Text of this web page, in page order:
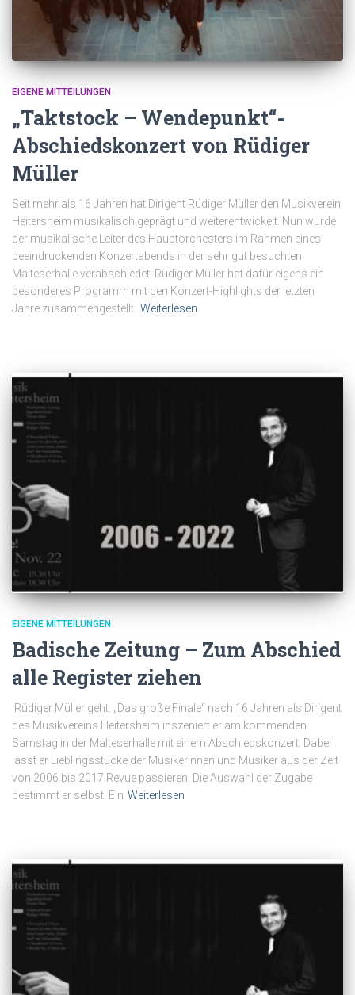
EIGENE MITTEILUNGEN
„Taktstock – Wendepunkt“-
Abschiedskonzert von Rüdiger
Müller
Seit mehr als 16 Jahren hat Dirigent Rüdiger Müller den Musikverein
Heitersheim musikalisch geprägt und weiterentwickelt. Nun wurde
der musikalische Leiter des Hauptorchesters im Rahmen eines
beeindruckenden Konzertabends in der sehr gut besuchten
Malteserhalle verabschiedet. Rüdiger Müller hat dafür eigens ein
besonderes Programm mit den Konzert-Highlights der letzten
Jahre zusammengestellt. Weiterlesen
EIGENE MITTEILUNGEN
Badische Zeitung – Zum Abschied
alle Register ziehen
Rüdiger Müller geht. „Das große Finale“ nach 16 Jahren als Dirigent
des Musikvereins Heitersheim inszeniert er am kommenden
Samstag in der Malteserhalle mit einem Abschiedskonzert. Dabei
lässt er Lieblingsstücke der Musikerinnen und Musiker aus der Zeit
von 2006 bis 2017 Revue passieren. Die Auswahl der Zugabe
bestimmt er selbst. Ein Weiterlesen